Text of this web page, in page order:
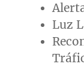
Luz